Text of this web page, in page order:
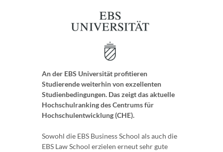
An der EBS Universität profitieren
Studierende weiterhin von exzellenten
Studienbedingungen. Das zeigt das aktuelle
Hochschulranking des Centrums für
Hochschulentwicklung (CHE).
Sowohl die EBS Business School als auch die
EBS Law School erzielen erneut sehr gute